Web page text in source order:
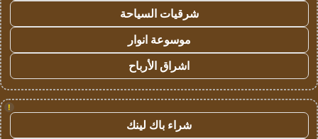
شرقيات السياحة
موسوعة انوار
اشراق الأرباح
!
شراء باك لينك